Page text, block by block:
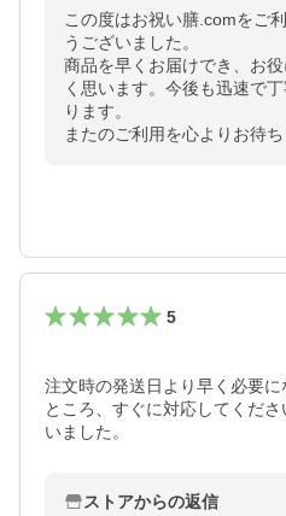
この度はお祝い膳.comをご
うございました。
商品を早くお届けでき、お
く思います。今後も迅速で
ります。
またのご利用を心よりお待ち
5
注文時の発送日より早く必要
ところ、すぐに対応してくだ
いました。
ストアからの返信